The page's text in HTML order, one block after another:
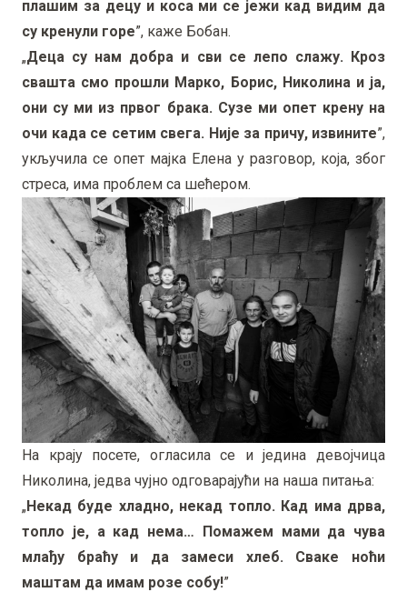
плашим за децу и коса ми се јежи кад видим да
су кренули горе”, каже Бобан.
„Деца су нам добра и сви се лепо слажу. Кроз
свашта смо прошли Марко, Борис, Николина и ја,
они су ми из првог брака. Сузе ми опет крену на
очи када се сетим свега. Није за причу, извините”,
укључила се опет мајка Елена у разговор, која, због
стреса, има проблем са шећером.
На крају посете, огласила се и једина девојчица
Николина, једва чујно одговарајући на наша питања:
„Некад буде хладно, некад топло. Кад има дрва,
топло је, а кад нема… Помажем мами да чува
млађу браћу и да замеси хлеб. Сваке ноћи
маштам да имам розе собу!”